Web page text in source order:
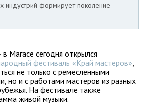
индустрий формирует поколение
Магасе сегодня открылся
фестиваль «Край мастеров»,
не только с ремесленными
но и с работами мастеров из разных
На фестивале также
живой музыки.